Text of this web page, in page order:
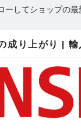
ーしてショップの最